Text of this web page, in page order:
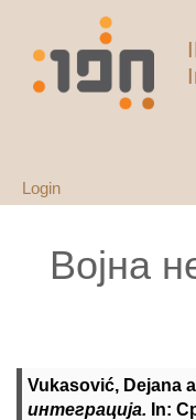
Login
Војна
Vukasović, Dejana
интеграција. In: